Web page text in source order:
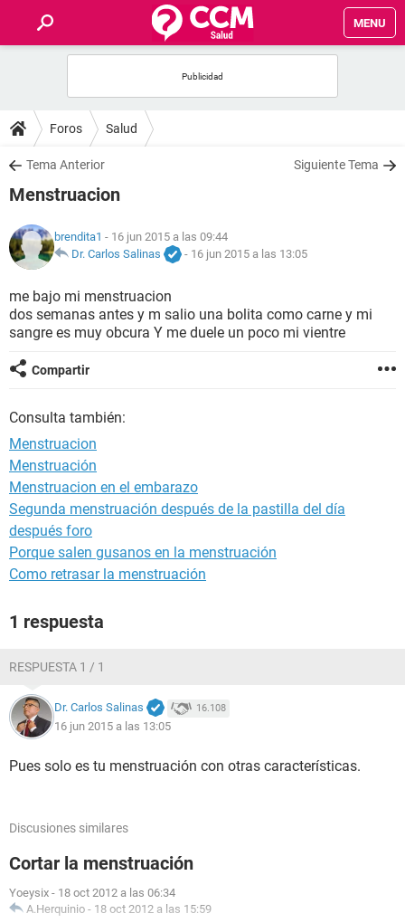
MENU
FOROS
SALUD
NUTRICIÓN
BIENESTAR
Foros Salud
Tema Anterior Siguiente Tema
Menstruacion
brendita1 - 16 jun 2015 a las 09:44
Dr. Carlos Salinas
- 16 jun 2015 a las 13:05
me bajo mi menstruacion
dos semanas antes y m salio una bolita como carne y mi
sangre es muy obcura Y me duele un poco mi vientre
Compartir
Consulta también:
Menstruacion
Menstruación
Menstruacion en el embarazo
Segunda menstruación después de la pastilla del día
después foro
Porque salen gusanos en la menstruación
Como retrasar la menstruación
1 respuesta
RESPUESTA 1 / 1
Dr. Carlos Salinas 16.108
16 jun 2015 a las 13:05
Pues solo es tu menstruación con otras características.
Discusiones similares
Cortar la menstruación
Yoeysix - 18 oct 2012 a las 06:34
A.Herquinio - 18 oct 2012 a las 15:59